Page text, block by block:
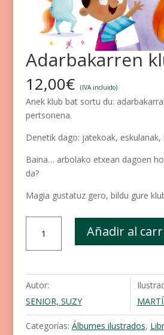
Adarbakarren
12,00€ (IVA incluido)
Anek klub bat sortu du:
pertsonena.
Denetik dago: jatekoak,
Baina… arbolako etxean dagoen
da?
Magia gustatuz gero, bildu gure
kluba
cantidad
Añadir al
Autor:
SENIOR, SUZY
Categorías: Álbumes ilustrados,